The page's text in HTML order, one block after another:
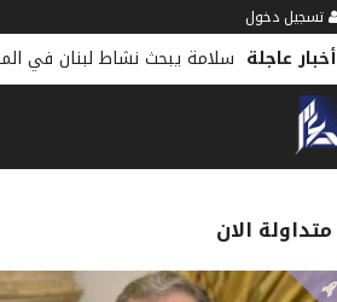
تسجيل دخول
أخبار عاجلة سلامة يبحث نشاط لبنان في
متداولة الان